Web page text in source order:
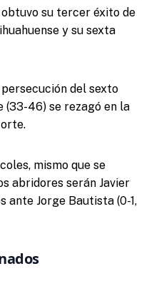
su tercer éxito de
y su sexta
del sexto
(33-46) se rezagó en la
mismo que se
abridores serán Javier
ante Jorge Bautista (0-1,